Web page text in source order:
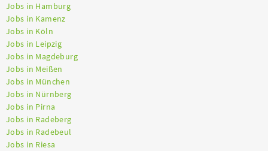
Jobs in Hamburg
Jobs in Kamenz
Jobs in Köln
Jobs in Leipzig
Jobs in Magdeburg
Jobs in Meißen
Jobs in München
Jobs in Nürnberg
Jobs in Pirna
Jobs in Radeberg
Jobs in Radebeul
Jobs in Riesa